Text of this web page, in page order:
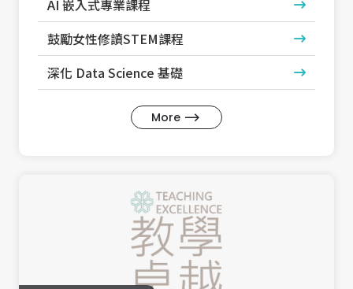
AI 嵌入式專業課程
鼓勵女性修讀STEM課程
深化 Data Science 基礎
More